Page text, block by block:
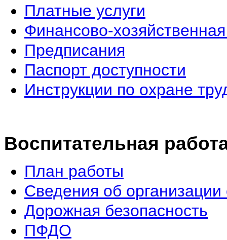
Платные услуги
Финансово-
Предписания
Паспорт доступности
Инструкции по охране
Воспитательная
План работы
Сведения об
Дорожная безопасность
ПФДО